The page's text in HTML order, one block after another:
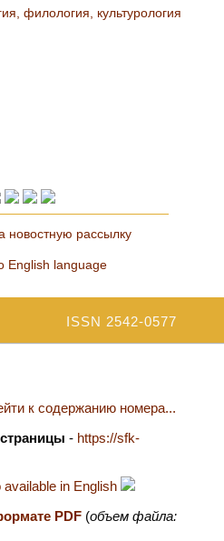
новостную рассылку
English language
ISSN 2542-0577
к содержанию номера...
- https://sfk-
in English
PDF (объем файла: